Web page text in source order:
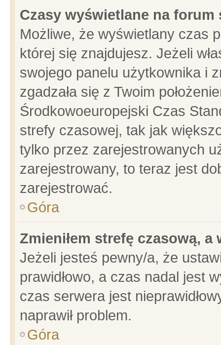
Czasy wyświetlane na forum
Możliwe, że wyświetlany czas
której się znajdujesz. Jeżeli
swojego panelu użytkownika i
zgadzała się z Twoim
Środkowoeuropejski Czas
strefy czasowej, tak jak
tylko przez zarejestrowanych
zarejestrowany, to teraz jest
zarejestrować.
Góra
Zmieniłem strefę czasową,
Jeżeli jesteś pewny/a, że
prawidłowo, a czas nadal jest
czas serwera jest
naprawił problem.
Góra